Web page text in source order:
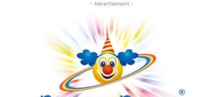
- Advertisement -